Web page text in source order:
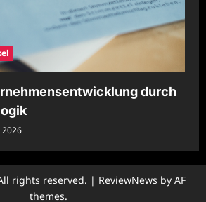
durch
2026
rights reserved. | ReviewNews by AF
themes.